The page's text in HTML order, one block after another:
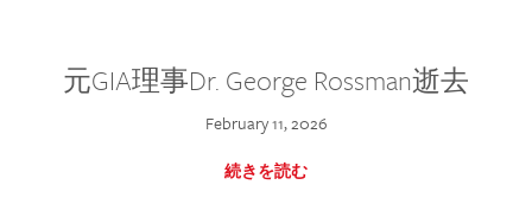
元GIA理事Dr. George Rossman逝去
February 11, 2026
続きを読む